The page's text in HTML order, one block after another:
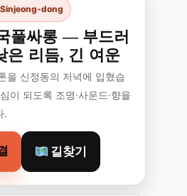
dong
풀싸롱 — 부드러
은 리듬, 긴 여운
을 신정동의 저녁에 입혔습
이 되도록 조명·사운드·향을
.
길찾기